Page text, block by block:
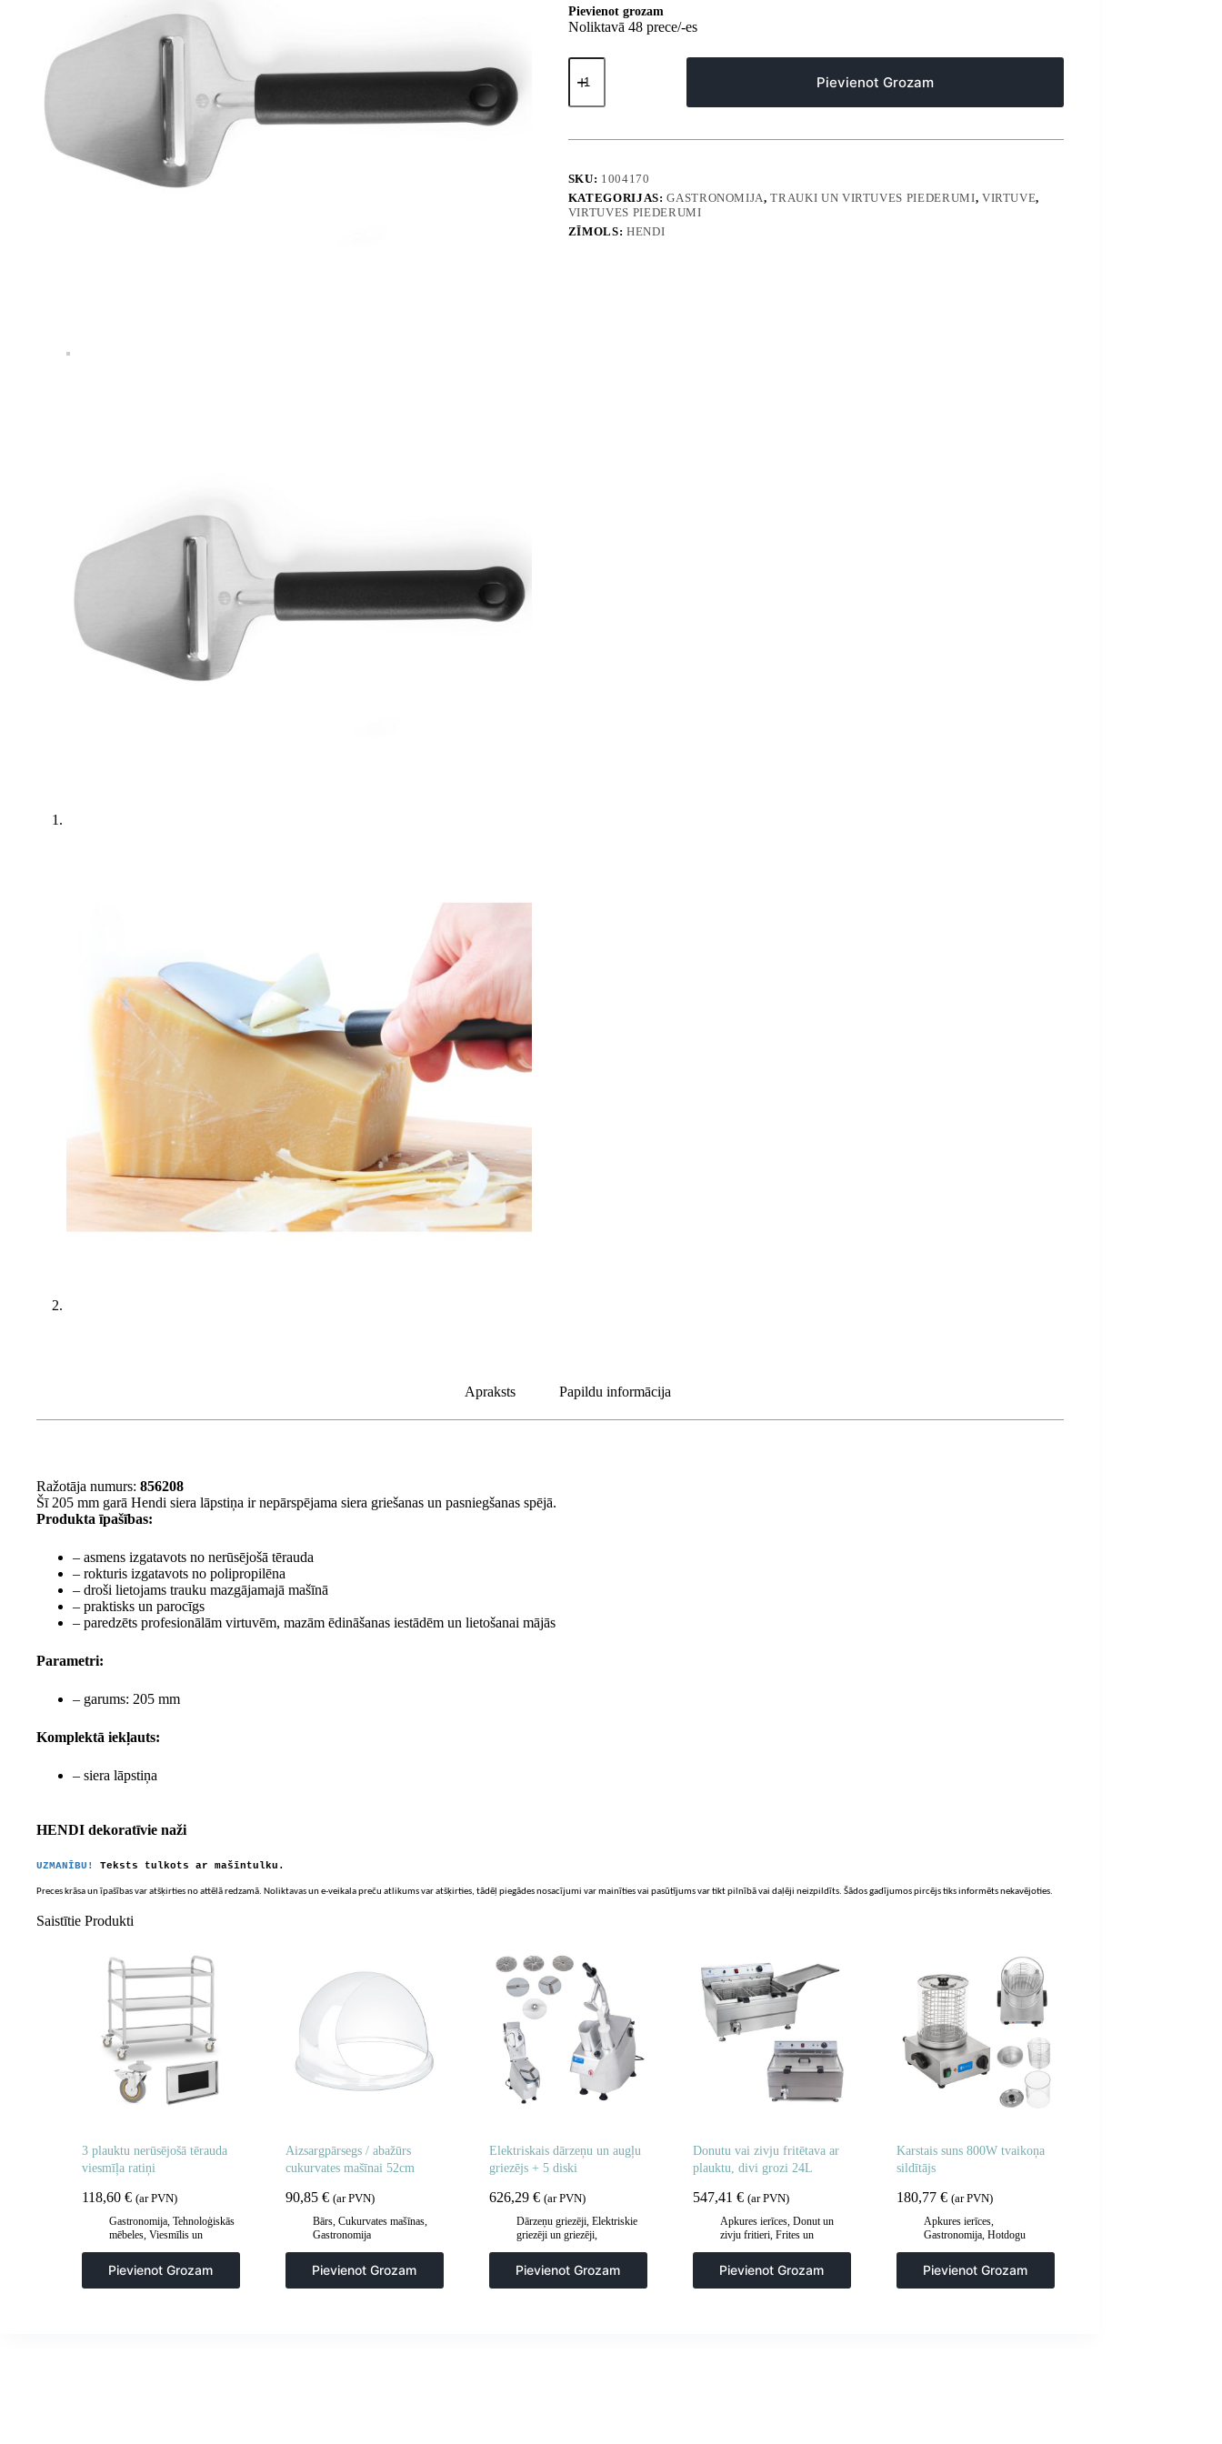
Pievienot grozam
Noliktavā 48 prece/-es
Nerūsējošā
tērauda
lāpstiņa
mm
Hendi
856208
daudzums
Pievienot Grozam
SKU: 1004170
KATEGORIJAS:GASTRONOMIJA,TRAUKI UN VIRTUVES PIEDERUMI, VIRTUVE,
VIRTUVES PIEDERUMI
ZĪMOLS: HENDI
Apraksts Papildu informācija
Ražotāja numurs: 856208
Šī 205 mm garā Hendi siera lāpstiņa ir nepārspējama siera griešanas un pasniegšanas spējā.
Produkta īpašības:
– asmens izgatavots no nerūsējošā tērauda
– rokturis izgatavots no polipropilēna
– droši lietojams trauku mazgājamajā mašīnā
– praktisks un parocīgs
– paredzēts profesionālām virtuvēm, mazām ēdināšanas iestādēm un lietošanai mājās
Parametri:
– garums: 205 mm
Komplektā iekļauts:
– siera lāpstiņa
HENDI dekoratīvie naži
UZMANĪBU! Teksts tulkots ar mašīntulku.
Preces krāsa un īpašības var atšķirties no attēlā redzamā. Noliktavas un e-veikala preču atlikums var atšķirties, tādēļ piegādes nosacījumi var mainīties vai pasūtījums var tikt pilnībā vai daļēji neizpildīts. Šādos gadījumos pircējs tiks informēts nekavējoties.
Saistītie Produkti
3 plauktu nerūsējošā tērauda
viesmīļa ratiņi
118,60 € (ar PVN)
Gastronomija Tehnoloģiskās
mēbeles Viesmīlis un
Pievienot Grozam
Aizsargpārsegs / abažūrs
cukurvates mašīnai 52cm
90,85 € (ar PVN)
Bārs, Cukurvates mašīnas,
Gastronomija
Pievienot Grozam
Elektriskais dārzeņu un augļu
griezējs + 5 diski
626,29 € (ar PVN)
Dārzeņu griezēji, Elektriskie
griezēji un griezēji,
Pievienot Grozam
Donutu vai zivju fritētava ar
plauktu, divi grozi 24L
547,41 € (ar PVN)
Apkures ierīces, Donut un
zivju fritieri, Frites un
Pievienot Grozam
Karstais suns 800W tvaikoņa
sildītājs
180,77 € (ar PVN)
Apkures ierīces,
Gastronomija, Hotdogu
Pievienot Grozam